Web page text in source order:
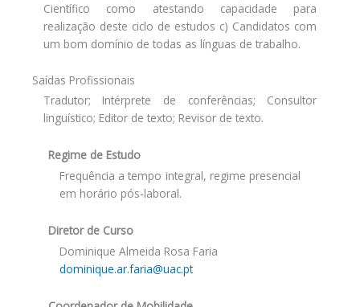
Científico como atestando capacidade para
realização deste ciclo de estudos c) Candidatos com
um bom domínio de todas as línguas de trabalho.
Saídas Profissionais
Tradutor; Intérprete de conferências; Consultor
linguístico; Editor de texto; Revisor de texto.
Regime de Estudo
Frequência a tempo integral, regime presencial
em horário pós-laboral.
Diretor de Curso
Dominique Almeida Rosa Faria
dominique.ar.faria@uac.pt